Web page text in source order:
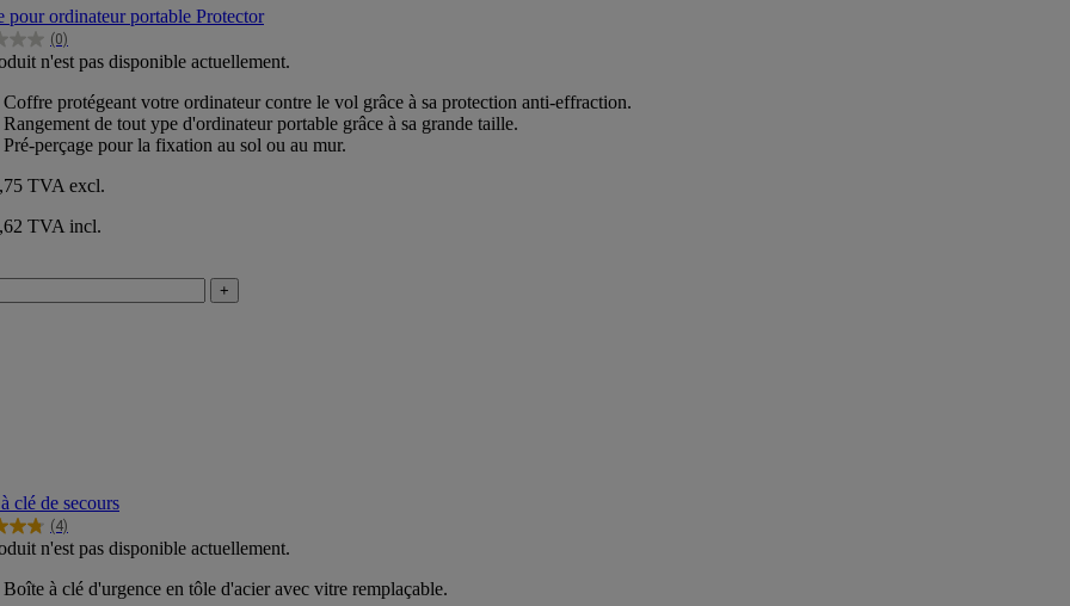
pour ordinateur portable Protector
(0)
n'est pas disponible actuellement.
Coffre protégeant votre ordinateur contre le vol grâce à sa protection anti-effraction.
Rangement de tout ype d'ordinateur portable grâce à sa grande taille.
Pré-perçage pour la fixation au sol ou au mur.
TVA excl.
TVA incl.
+
clé de secours
(4)
n'est pas disponible actuellement.
Boîte à clé d'urgence en tôle d'acier avec vitre remplaçable.